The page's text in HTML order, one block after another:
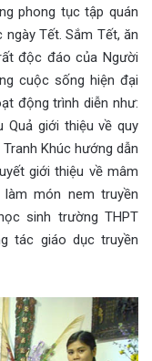
phong tục tập quán
Tết. Sắm Tết, ăn
độc đáo của Người
cuộc sống hiện đại
động trình diễn như:
Quả giới thiệu về quy
Khúc hướng dẫn
giới thiệu về mâm
món nem truyền
sinh trường THPT
tác giáo dục truyền